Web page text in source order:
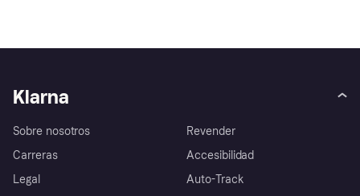
Klarna
Sobre nosotros
Carreras
Legal
Revender
Accesibilidad
Auto-Track